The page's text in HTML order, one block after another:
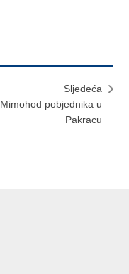
Sljedeća
Mimohod pobjednika u
Pakracu